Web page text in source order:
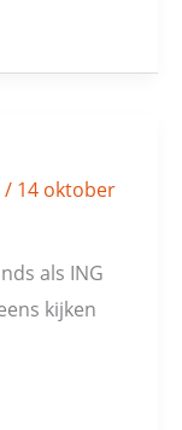
/ 14 oktober
als ING
kijken